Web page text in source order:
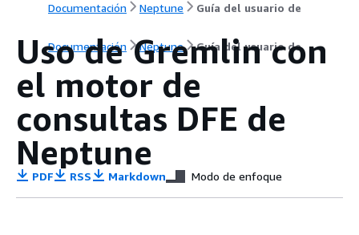
Documentación Neptune Guía del usuario de
Documentación Neptune Guía del usuario de
Uso de Gremlin con
el motor de
consultas DFE de
Neptune
PDF RSS Markdown Modo de enfoque